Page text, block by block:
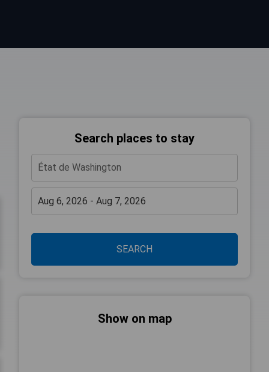
Search places to stay
SEARCH
Show on map